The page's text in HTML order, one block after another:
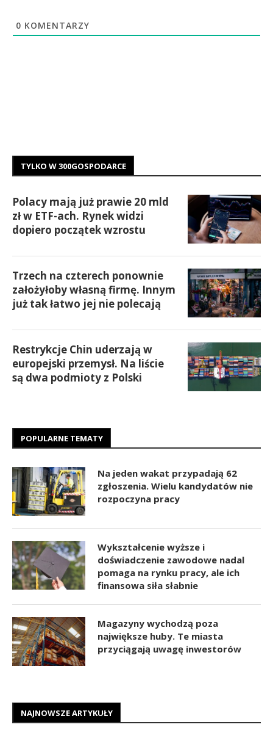
0 KOMENTARZY
TYLKO W 300GOSPODARCE
Polacy mają już prawie 20 mld
zł w ETF-ach. Rynek widzi
dopiero początek wzrostu
Trzech na czterech ponownie
założyłoby własną firmę. Innym
już tak łatwo jej nie polecają
Restrykcje Chin uderzają w
europejski przemysł. Na liście
są dwa podmioty z Polski
POPULARNE TEMATY
Na jeden wakat przypadają 62
zgłoszenia. Wielu kandydatów nie
rozpoczyna pracy
Wykształcenie wyższe i
doświadczenie zawodowe nadal
pomaga na rynku pracy, ale ich
finansowa siła słabnie
Magazyny wychodzą poza
największe huby. Te miasta
przyciągają uwagę inwestorów
NAJNOWSZE ARTYKUŁY